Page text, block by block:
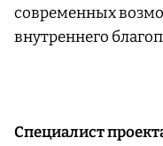
современных
внутреннего
Специалист